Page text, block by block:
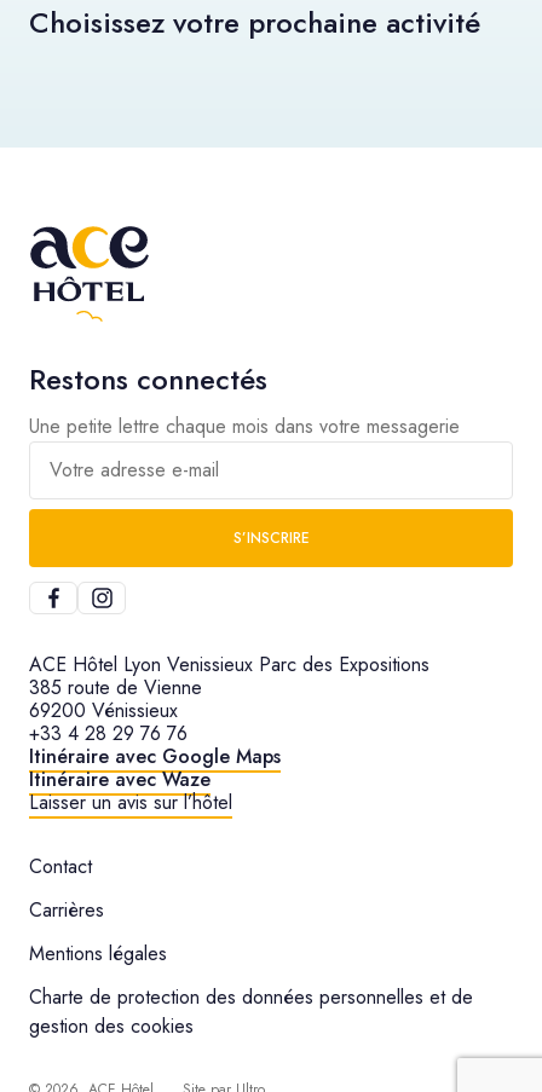
Choisissez votre prochaine activité
Restons connectés
Une petite lettre chaque mois dans votre messagerie
Votre adresse e-mail
S’INSCRIRE
ACE Hôtel Lyon Venissieux Parc des Expositions
385 route de Vienne
69200 Vénissieux
+33 4 28 29 76 76
Itinéraire avec Google Maps
Itinéraire avec Waze
Laisser un avis sur l’hôtel
Contact
Carrières
Mentions légales
Charte de protection des données personnelles et de
gestion des cookies